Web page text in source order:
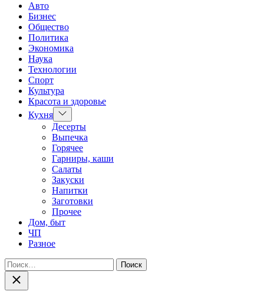
Авто
Бизнес
Общество
Политика
Экономика
Наука
Технологии
Спорт
Культура
Красота и здоровье
Кухня Показать
подменю
Десерты
Выпечка
Горячее
Гарниры, каши
Салаты
Закуски
Напитки
Заготовки
Прочее
Дом, быт
ЧП
Разное
Найти:
Закрыть
поиск